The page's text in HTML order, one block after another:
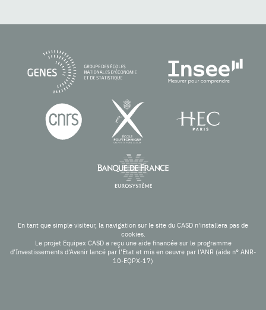
En tant que simple visiteur, la navigation sur le site du CASD n'installera pas de
cookies.
Le projet Equipex CASD a reçu une aide financée sur le programme
d’Investissements d’Avenir lancé par l’Etat et mis en oeuvre par l’ANR (aide n° ANR-
10-EQPX-17)